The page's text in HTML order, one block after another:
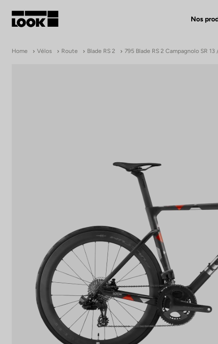
Nos
Home Vélos Route Blade RS 2 795 Blade RS 2 Campagnolo SR 13